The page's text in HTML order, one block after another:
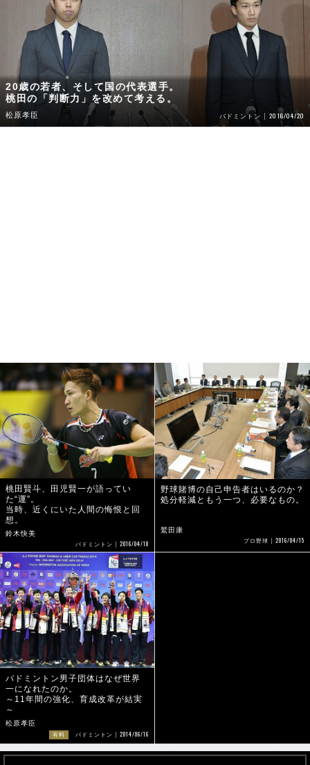
20歳の若者、そして国の代表選手。
桃田の「判断力」を改めて考える。
松原孝臣 バドミントン 2016/04/20
桃田賢斗、田児賢一が語ってい
た“運”。
当時、近くにいた人間の悔恨と回
想。
鈴木快美
バドミントン 2016/04/18
野球賭博の自己申告者はいるのか？
処分軽減ともう一つ、必要なもの。
鷲田康
プロ野球 2016/04/15
バドミントン男子団体はなぜ世界
一になれたのか。
～11年間の強化、育成改革が結実
～
松原孝臣
有料 バドミントン 2014/06/16